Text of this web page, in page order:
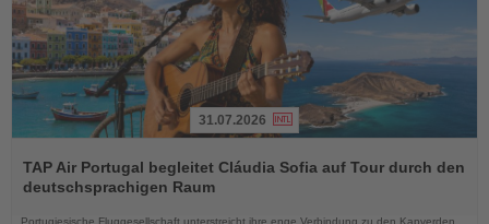
Sie
die
31.07.2026
TAP Air Portugal begleitet Cláudia Sofia auf Tour durch den
deutschsprachigen Raum
Portugiesische Fluggesellschaft unterstreicht ihre enge Verbindung zu den Kapverden